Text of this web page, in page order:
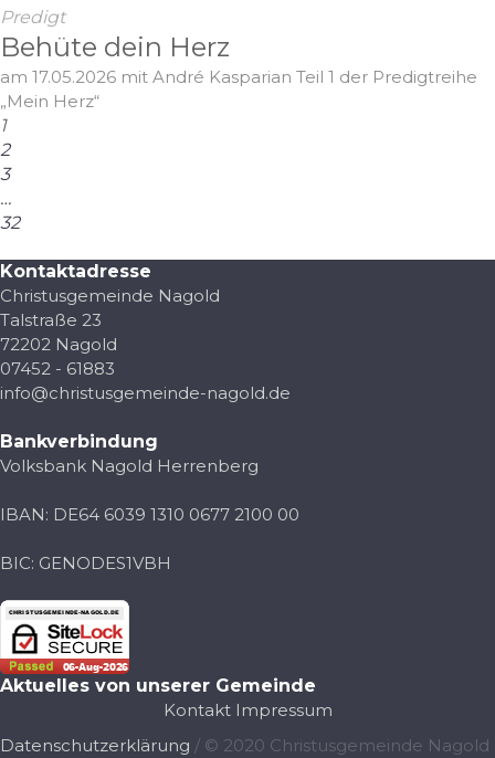
Predigt
Behüte dein Herz
am 17.05.2026 mit André Kasparian Teil 1 der Predigtreihe
„Mein Herz“
1
2
3
…
32
Kontaktadresse
Christusgemeinde Nagold
Talstraße 23
72202 Nagold
07452 - 61883
info@christusgemeinde-nagold.de
Bankverbindung
Volksbank Nagold Herrenberg
IBAN: DE64 6039 1310 0677 2100 00
BIC: GENODES1VBH
Aktuelles von unserer Gemeinde
Kontakt Impressum
Datenschutzerklärung / © 2020 Christusgemeinde Nagold